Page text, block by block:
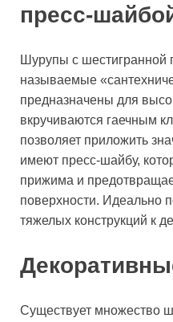
пресс-
Шурупы с шестигранной
называемые
предназначены для
вкручиваются гаечным
позволяет приложить
имеют пресс-шайбу,
прижима и
поверхности. Идеально
тяжелых конструкций к
Существует множество